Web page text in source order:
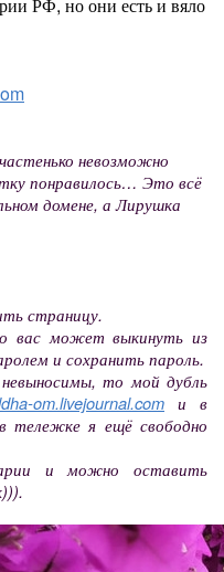
невозможно
понравилось… Это всё
домене, а Лирушка
страницу.
вас может выкинуть из
и сохранить пароль.
то мой дубль
om.livejournal.com и в
тележке я ещё свободно
и можно оставить